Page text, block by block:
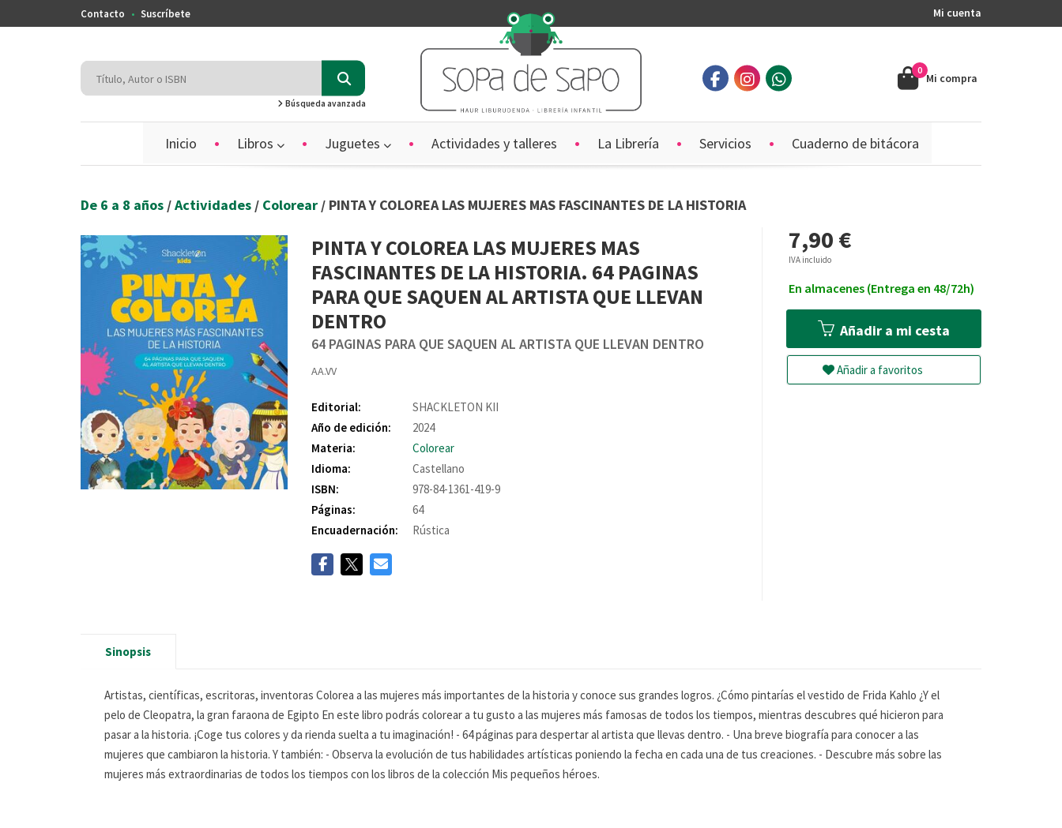
Mi cuenta
Contacto Suscríbete
Búsqueda avanzada
Mi compra
0
Inicio Libros Juguetes Actividades y talleres La Librería Servicios Cuaderno de bitácora
De 6 a 8 años /Actividades / Colorear / PINTA Y COLOREA LAS MUJERES MAS FASCINANTES DE LA HISTORIA
PINTA Y COLOREA LAS MUJERES MAS
FASCINANTES DE LA HISTORIA. 64 PAGINAS
PARA QUE SAQUEN AL ARTISTA QUE LLEVAN
DENTRO
64 PAGINAS PARA QUE SAQUEN AL ARTISTA QUE LLEVAN DENTRO
AA.VV
Editorial:
SHACKLETON KII
Año de edición:
2024
Materia:
Colorear
Idioma:
Castellano
ISBN:
978-84-1361-419-9
Páginas:
64
Encuadernación:
Rústica
7,90 €
IVA incluido
En almacenes (Entrega en 48/72h)
Añadir a mi cesta
Añadir a favoritos
Sinopsis
Artistas, científicas, escritoras, inventoras Colorea a las mujeres más importantes de la historia y conoce sus grandes logros. ¿Cómo pintarías el vestido de Frida Kahlo ¿Y el
pelo de Cleopatra, la gran faraona de Egipto En este libro podrás colorear a tu gusto a las mujeres más famosas de todos los tiempos, mientras descubres qué hicieron para
pasar a la historia. ¡Coge tus colores y da rienda suelta a tu imaginación! - 64 páginas para despertar al artista que llevas dentro. - Una breve biografía para conocer a las
mujeres que cambiaron la historia. Y también: - Observa la evolución de tus habilidades artísticas poniendo la fecha en cada una de tus creaciones. - Descubre más sobre las
mujeres más extraordinarias de todos los tiempos con los libros de la colección Mis pequeños héroes.